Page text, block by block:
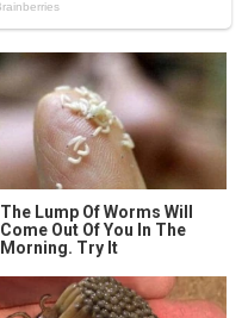
The Lump Of Worms Will
Come Out Of You In The
Morning. Try It